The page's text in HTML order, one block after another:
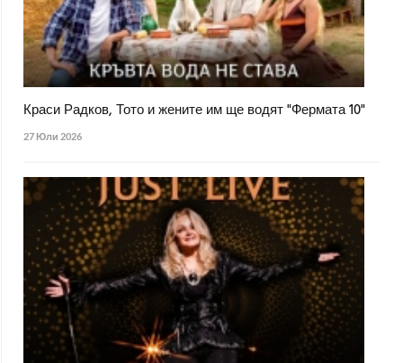
Краси Радков, Тото и жените им ще водят "Фермата 10"
27 Юли 2026